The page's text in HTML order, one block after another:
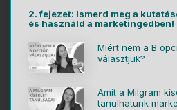
2. fejezet: Ismerd meg a
és használd a marketingedben!
Miért nem a B
választjuk?
Amit a Milgram
tanulhatunk